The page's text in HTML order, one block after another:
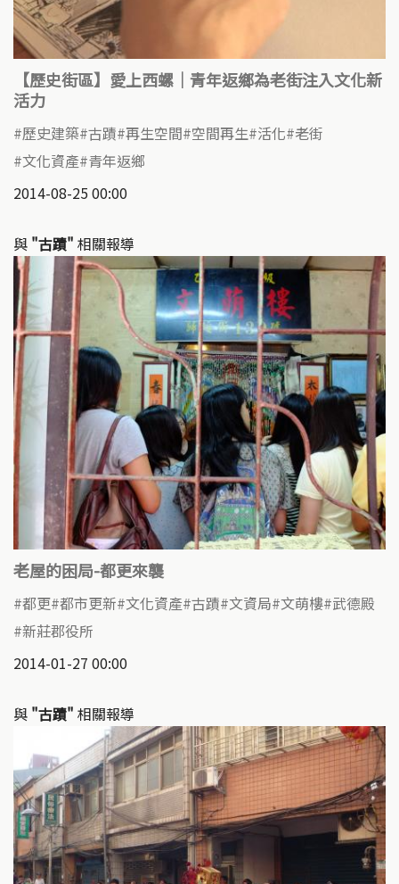
【歷史街區】愛上西螺｜青年返鄉為老街注入文化新
活力
歷史建築 古蹟 再生空間 空間再生 活化 老街
文化資產 青年返鄉
2014-08-25 00:00
與 "古蹟" 相關報導
老屋的困局-都更來襲
都更 都市更新 文化資產 古蹟 文資局 文萌樓 武德殿
新莊郡役所
2014-01-27 00:00
與 "古蹟" 相關報導